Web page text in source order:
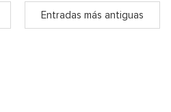
Entradas más antiguas